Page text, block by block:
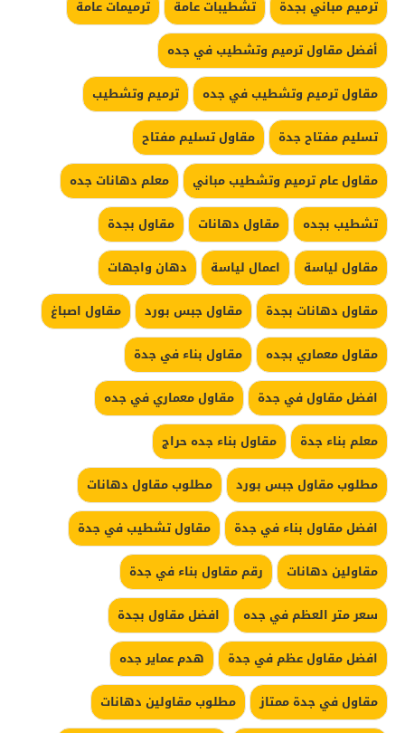
ترميم مباني بجدة
تشطيبات عامة
ترميمات عامة
أفضل مقاول ترميم وتشطيب في جده
مقاول ترميم وتشطيب في جده
ترميم وتشطيب
تسليم مفتاح جدة
مقاول تسليم مفتاح
مقاول عام ترميم وتشطيب مباني
معلم دهانات جده
تشطيب بجده
مقاول دهانات
مقاول بجدة
مقاول لياسة
اعمال لياسة
دهان واجهات
مقاول دهانات بجدة
مقاول جبس بورد
مقاول اصباغ
مقاول معماري بجده
مقاول بناء في جدة
افضل مقاول في جدة
مقاول معماري في جده
معلم بناء جدة
مقاول بناء جده حراج
مطلوب مقاول جبس بورد
مطلوب مقاول دهانات
افضل مقاول بناء في جدة
مقاول تشطيب في جدة
مقاولين دهانات
رقم مقاول بناء في جدة
سعر متر العظم في جده
افضل مقاول بجدة
افضل مقاول عظم في جدة
هدم عماير جده
مقاول في جدة ممتاز
مطلوب مقاولين دهانات